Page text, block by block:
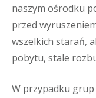
naszym ośrodku
przed
wszelkich starań,
pobytu, stale
W przypadku